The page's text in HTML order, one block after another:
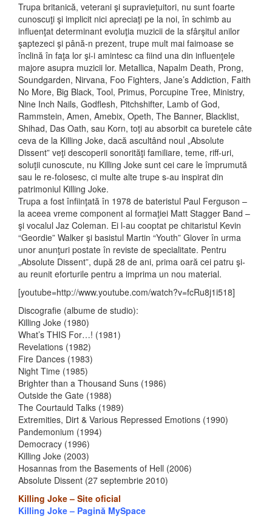
Trupa britanică, veterani şi supravieţuitori, nu sunt foarte
cunoscuţi şi implicit nici apreciaţi pe la noi, în schimb au
influenţat determinant evoluţia muzicii de la sfârşitul anilor
şaptezeci şi până-n prezent, trupe mult mai faimoase se
înclină în faţa lor şi-i amintesc ca fiind una din influenţele
majore asupra muzicii lor. Metallica, Napalm Death, Prong,
Soundgarden, Nirvana, Foo Fighters, Jane’s Addiction, Faith
No More, Big Black, Tool, Primus, Porcupine Tree, Ministry,
Nine Inch Nails, Godflesh, Pitchshifter, Lamb of God,
Rammstein, Amen, Amebix, Opeth, The Banner, Blacklist,
Shihad, Das Oath, sau Korn, toţi au absorbit ca buretele câte
ceva de la Killing Joke, dacă ascultând noul „Absolute
Dissent” veţi descoperii sonorităţi familiare, teme, riff-uri,
soluţii cunoscute, nu Killing Joke sunt cei care le împrumută
sau le re-folosesc, ci multe alte trupe s-au inspirat din
patrimoniul Killing Joke.
Trupa a fost înfiinţată în 1978 de bateristul Paul Ferguson –
la aceea vreme component al formaţiei Matt Stagger Band –
şi vocalul Jaz Coleman. Ei l-au cooptat pe chitaristul Kevin
“Geordie” Walker şi basistul Martin “Youth” Glover în urma
unor anunţuri postate în reviste de specialitate. Pentru
„Absolute Dissent”, după 28 de ani, prima oară cei patru şi-
au reunit eforturile pentru a imprima un nou material.
[youtube=http://www.youtube.com/watch?v=fcRu8j1i518]
Discografie (albume de studio):
Killing Joke (1980)
What’s THIS For…! (1981)
Revelations (1982)
Fire Dances (1983)
Night Time (1985)
Brighter than a Thousand Suns (1986)
Outside the Gate (1988)
The Courtauld Talks (1989)
Extremities, Dirt & Various Repressed Emotions (1990)
Pandemonium (1994)
Democracy (1996)
Killing Joke (2003)
Hosannas from the Basements of Hell (2006)
Absolute Dissent (27 septembrie 2010)
Killing Joke – Site oficial
Killing Joke – Pagină MySpace